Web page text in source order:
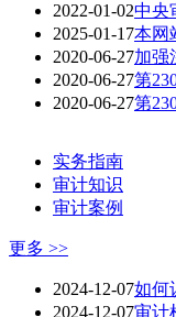
2022-01-02中央
2025-01-17本网
2020-06-27加强
2020-06-27第
2020-06-27第
实务指南
审计知识
审计案例
更多 >>
2024-12-07如何
2024-12-07审计